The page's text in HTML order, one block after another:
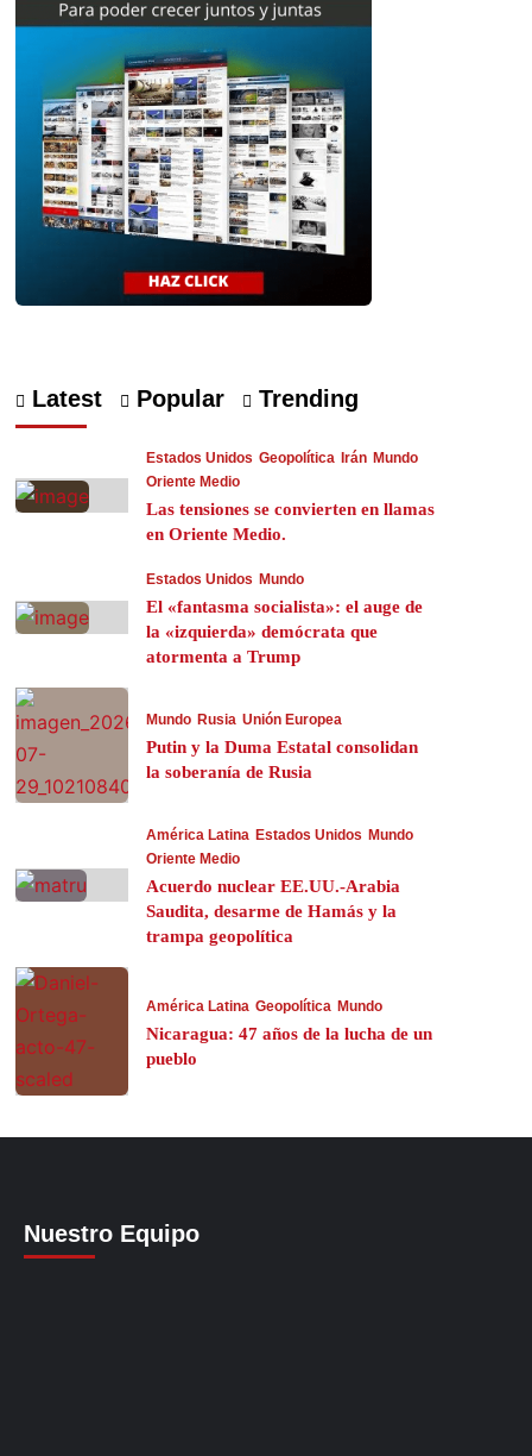
Latest Popular Trending
Estados Unidos Geopolítica Irán Mundo
Oriente Medio
Las tensiones se convierten en llamas
en Oriente Medio.
Estados Unidos Mundo
El «fantasma socialista»: el auge de
la «izquierda» demócrata que
atormenta a Trump
Mundo Rusia Unión Europea
Putin y la Duma Estatal consolidan
la soberanía de Rusia
América Latina Estados Unidos Mundo
Oriente Medio
Acuerdo nuclear EE.UU.-Arabia
Saudita, desarme de Hamás y la
trampa geopolítica
América Latina Geopolítica Mundo
Nicaragua: 47 años de la lucha de un
pueblo
Nuestro Equipo